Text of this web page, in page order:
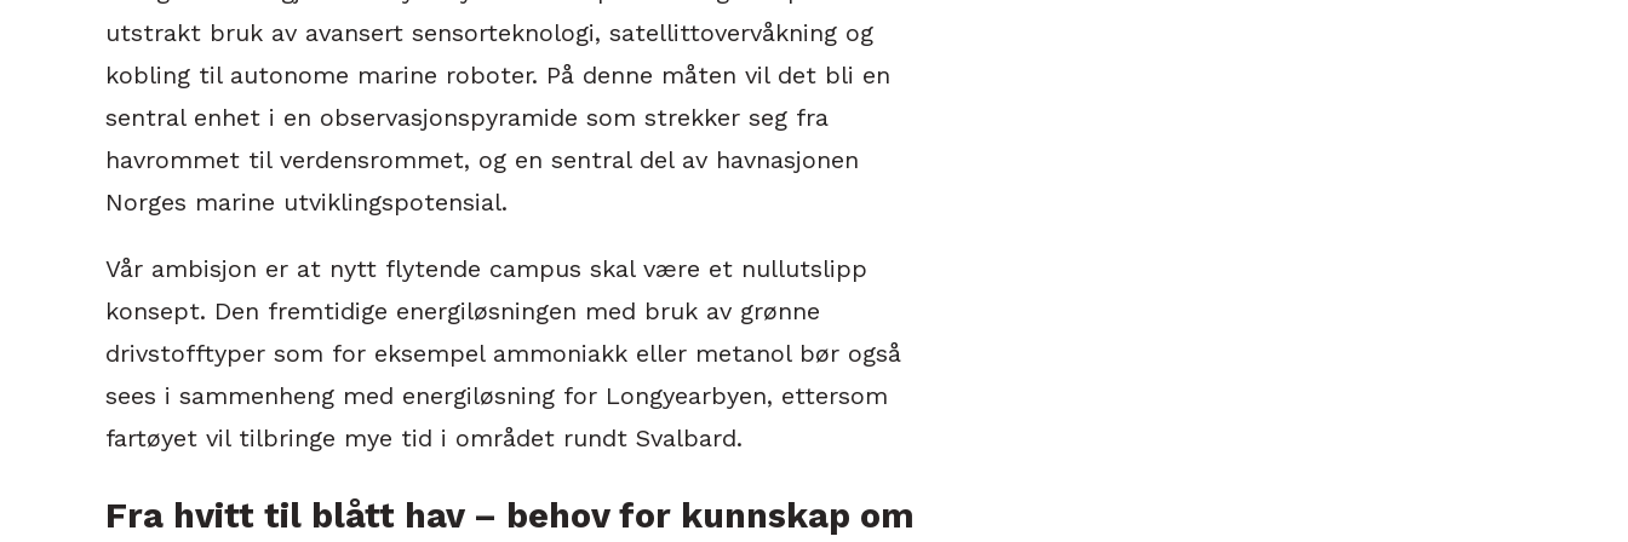
utstrakt bruk av avansert sensorteknologi, satellittovervåkning og
kobling til autonome marine roboter. På denne måten vil det bli en
sentral enhet i en observasjonspyramide som strekker seg fra
havrommet til verdensrommet, og en sentral del av havnasjonen
Norges marine utviklingspotensial.
Vår ambisjon er at nytt flytende campus skal være et nullutslipp
konsept. Den fremtidige energiløsningen med bruk av grønne
drivstofftyper som for eksempel ammoniakk eller metanol bør også
sees i sammenheng med energiløsning for Longyearbyen, ettersom
fartøyet vil tilbringe mye tid i området rundt Svalbard.
Fra hvitt til blått hav – behov for kunnskap om